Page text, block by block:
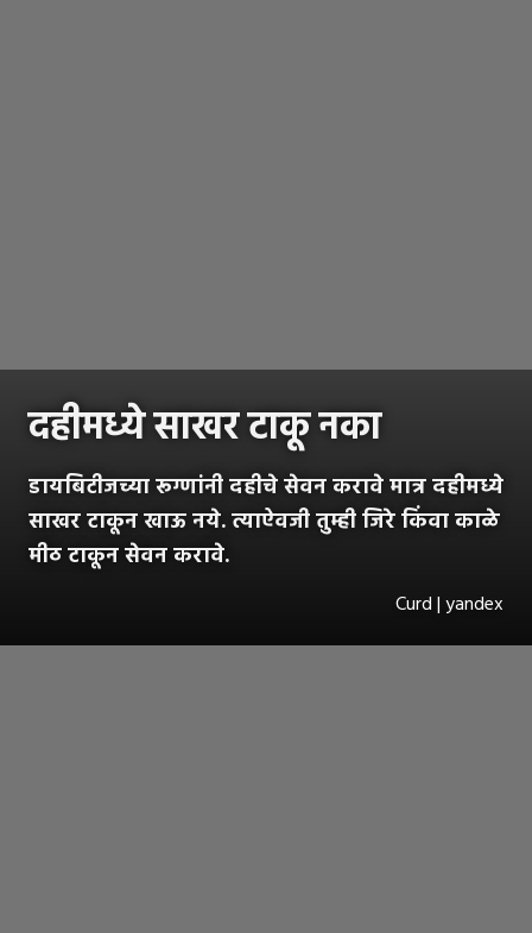
दहीमध्ये साखर टाकू नका
डायबिटीजच्या रूग्णांनी दहीचे सेवन करावे मात्र दहीमध्ये
साखर टाकून खाऊ नये. त्याऐवजी तुम्ही जिरे किंवा काळे
मीठ टाकून सेवन करावे.
Curd | yandex